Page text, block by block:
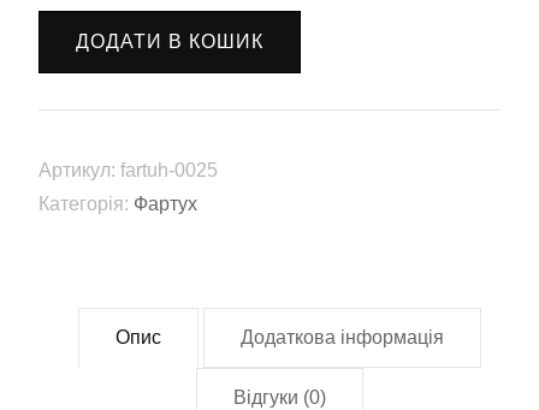
кількість
ДОДАТИ В КОШИК
Артикул: fartuh-0025
Категорія: Фартух
Опис Додаткова інформація
Відгуки (0)